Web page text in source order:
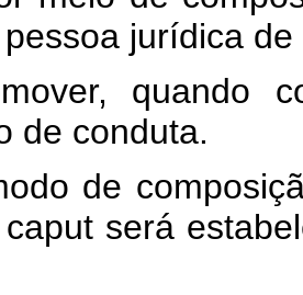
jurídica
quando
de conduta.
de
caput será